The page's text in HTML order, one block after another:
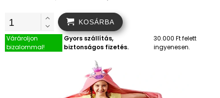
KOSÁRBA
Várároljon
bizalommal!
Gyors szállítás,
biztonságos fizetés.
30.000 Ft felett
ingyenesen.